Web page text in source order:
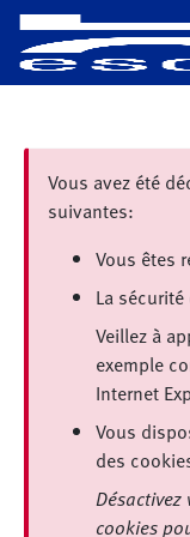
Vous avez été
suivantes:
Vous êtes
La
Veillez à
exemple
Internet
Vous
des
cookies